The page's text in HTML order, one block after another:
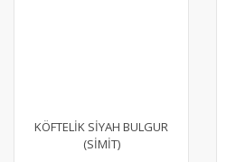
KÖFTELİK SİYAH BULGUR
(SİMİT)